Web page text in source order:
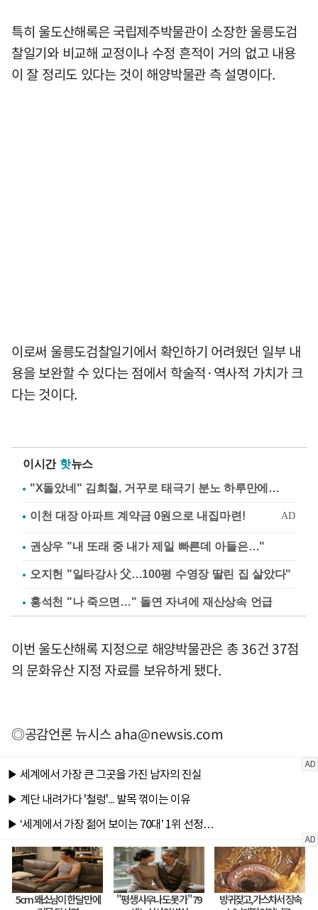
특히 울도산해록은 국립제주박물관이 소장한 울릉도검
찰일기와 비교해 교정이나 수정 흔적이 거의 없고 내용
이 잘 정리도 있다는 것이 해양박물관 측 설명이다.
이로써 울릉도검찰일기에서 확인하기 어려웠던 일부 내
용을 보완할 수 있다는 점에서 학술적·역사적 가치가 크
다는 것이다.
이시간 핫뉴스
"X돌았네" 김희철, 거꾸로 태극기 분노 하루만에…
권상우 "내 또래 중 내가 제일 빠른데 아들은…"
오지헌 "일타강사 父…100평 수영장 딸린 집 살았다"
홍석천 "나 죽으면…" 돌연 자녀에 재산상속 언급
이번 울도산해록 지정으로 해양박물관은 총 36건 37점
의 문화유산 지정 자료를 보유하게 됐다.
◎공감언론 뉴시스aha@newsis.com